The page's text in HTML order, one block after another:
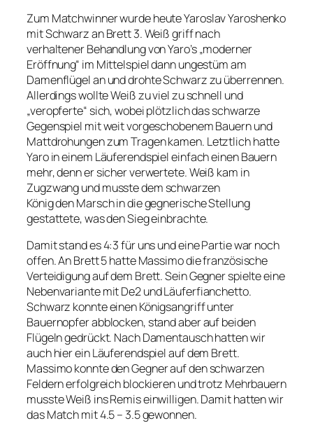
Zum Matchwinner wurde heute Yaroslav Yaroshenko
mit Schwarz an Brett 3. Weiß griff nach
verhaltener Behandlung von Yaro’s „moderner
Eröffnung“ im Mittelspiel dann ungestüm am
Damenflügel an und drohte Schwarz zu überrennen.
Allerdings wollte Weiß zu viel zu schnell und
„veropferte“ sich, wobei plötzlich das schwarze
Gegenspiel mit weit vorgeschobenem Bauern und
Mattdrohungen zum Tragen kamen. Letztlich hatte
Yaro in einem Läuferendspiel einfach einen Bauern
mehr, denn er sicher verwertete. Weiß kam in
Zugzwang und musste dem schwarzen
König den Marsch in die gegnerische Stellung
gestattete, was den Sieg einbrachte.
Damit stand es 4:3 für uns und eine Partie war noch
offen. An Brett 5 hatte Massimo die französische
Verteidigung auf dem Brett. Sein Gegner spielte eine
Nebenvariante mit De2 und Läuferfianchetto.
Schwarz konnte einen Königsangriff unter
Bauernopfer abblocken, stand aber auf beiden
Flügeln gedrückt. Nach Damentausch hatten wir
auch hier ein Läuferendspiel auf dem Brett.
Massimo konnte den Gegner auf den schwarzen
Feldern erfolgreich blockieren und trotz Mehrbauern
musste Weiß ins Remis einwilligen. Damit hatten wir
das Match mit 4.5 – 3.5 gewonnen.